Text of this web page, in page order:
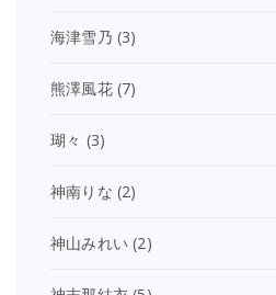
海津雪乃 (3)
熊澤風花(7)
瑚々 (3)
神南りな (2)
神山みれい (2)